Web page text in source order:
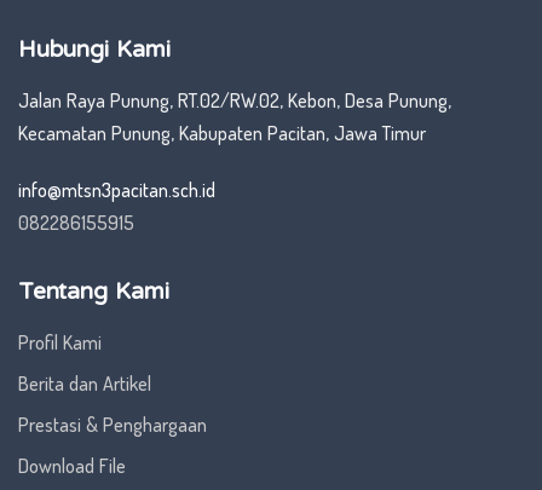
Hubungi Kami
Jalan Raya Punung, RT.02/RW.02, Kebon, Desa Punung,
Kecamatan Punung, Kabupaten Pacitan, Jawa Timur
info@mtsn3pacitan.sch.id
082286155915
Tentang Kami
Profil Kami
Berita dan Artikel
Prestasi & Penghargaan
Download File